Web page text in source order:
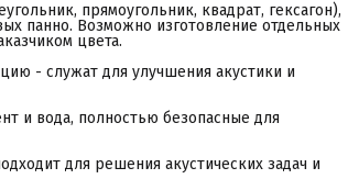
прямоугольник, квадрат, гексагон),
панно. Возможно изготовление отдельных
цвета.
- служат для улучшения акустики и
и вода, полностью безопасные для
для решения акустических задач и